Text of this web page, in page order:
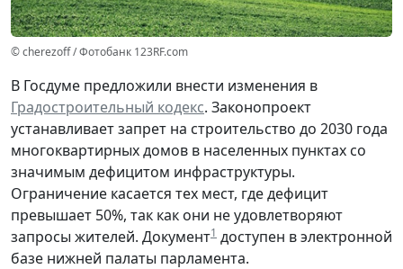
© cherezoff / Фотобанк 123RF.com
В Госдуме предложили внести изменения в
Градостроительный кодекс. Законопроект
устанавливает запрет на строительство до 2030 года
многоквартирных домов в населенных пунктах со
значимым дефицитом инфраструктуры.
Ограничение касается тех мест, где дефицит
превышает 50%, так как они не удовлетворяют
запросы жителей. Документ1 доступен в электронной
базе нижней палаты парламента.